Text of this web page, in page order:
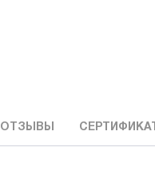
ОТЗЫВЫ СЕРТИФИКАТ